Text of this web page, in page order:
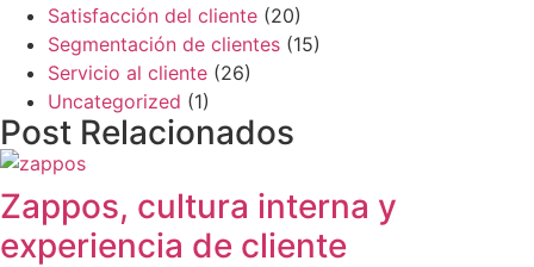
Satisfacción del cliente (20)
Segmentación de clientes (15)
Servicio al cliente (26)
Uncategorized (1)
Post Relacionados
Zappos, cultura interna y
experiencia de cliente